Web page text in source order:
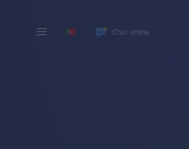
Chat online